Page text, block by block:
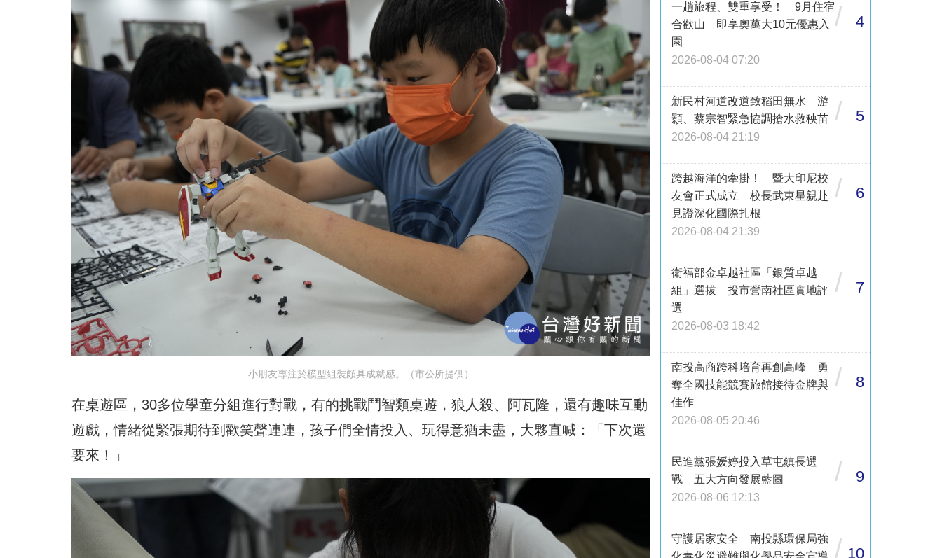
小朋友專注於模型組裝頗具成就感。（市公所提供）
在桌遊區，30多位學童分組進行對戰，有的挑戰鬥智類桌遊，狼人殺、阿瓦隆，還有趣味互動
遊戲，情緒從緊張期待到歡笑聲連連，孩子們全情投入、玩得意猶未盡，大夥直喊：「下次還
要來！」
一趟旅程、雙重享受！ 9月住宿
合歡山 即享奧萬大10元優惠入
園
2026-08-04 07:20
/ 4
新民村河道改道致稻田無水 游
顥、蔡宗智緊急協調搶水救秧苗
2026-08-04 21:19
/ 5
跨越海洋的牽掛！ 暨大印尼校
友會正式成立 校長武東星親赴
見證深化國際扎根
2026-08-04 21:39
/ 6
衛福部金卓越社區「銀質卓越
組」選拔 投市營南社區實地評
選
2026-08-03 18:42
/ 7
南投高商跨科培育再創高峰 勇
奪全國技能競賽旅館接待金牌與
佳作
2026-08-05 20:46
/ 8
民進黨張媛婷投入草屯鎮長選
戰 五大方向發展藍圖
2026-08-06 12:13
/ 9
守護居家安全 南投縣環保局強
/ 10